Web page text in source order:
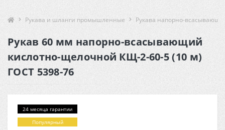
Рукава и шланги промышленные Рукава напорно-
Рукав 60 мм напорно-всасывающий
кислотно-щелочной КЩ-2-60-5 (10 м)
ГОСТ 5398-76
24 месяца гарантии
Популярный